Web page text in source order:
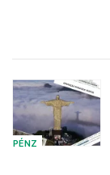
PÉNZ